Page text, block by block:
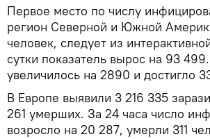
Первое место по числу
регион Северной и Южной
человек, следует из
сутки показатель вырос на 93
увеличилось на 2890 и достигло
В Европе выявили 3 216 335
261 умерших. За 24 часа число
возросло на 20 287, умерли 311